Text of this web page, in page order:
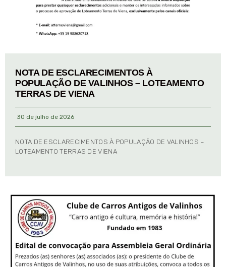
NOTA DE ESCLARECIMENTOS À
POPULAÇÃO DE VALINHOS – LOTEAMENTO
TERRAS DE VIENA
30 de julho de 2026
NOTA DE ESCLARECIMENTOS À POPULAÇÃO DE VALINHOS –
LOTEAMENTO TERRAS DE VIENA